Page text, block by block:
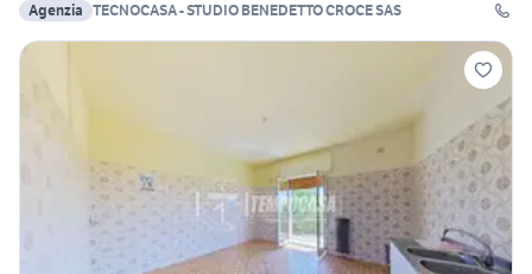
Agenzia TECNOCASA - STUDIO BENEDETTO CROCE SAS